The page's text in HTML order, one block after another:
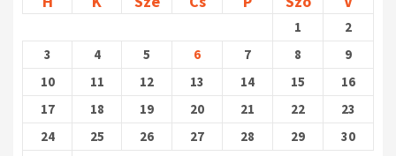
1
2
3
4 5 6 7 8
9
10
11 12 13 14 15
16
17
18 19 20 21 22
23
24
25 26 27 28 29
30